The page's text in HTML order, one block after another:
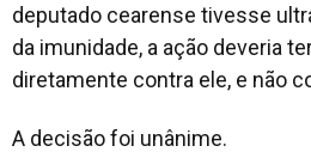
deputado cearense tivesse
da imunidade, a ação deveria
diretamente contra ele, e não
A decisão foi unânime.